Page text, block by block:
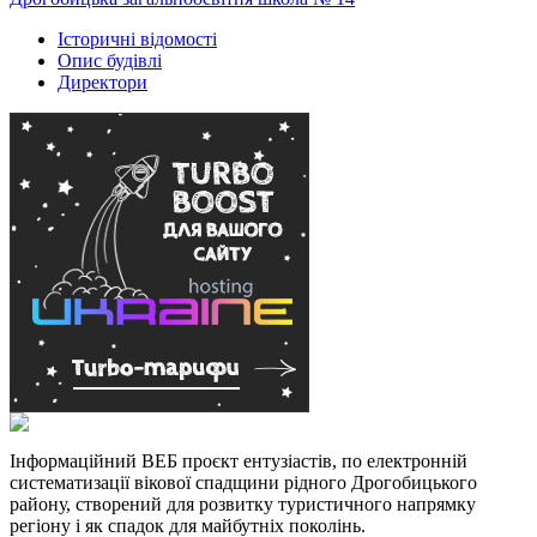
Історичні відомості
Опис будівлі
Директори
Інформаційний ВЕБ проєкт ентузіастів, по електронній
систематизації вікової спадщини рідного Дрогобицького
району, створений для розвитку туристичного напрямку
регіону і як спадок для майбутніх поколінь.